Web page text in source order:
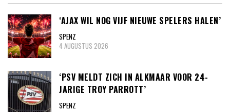
‘AJAX WIL NOG VIJF NIEUWE SPELERS HALEN’
SPENZ
4 AUGUSTUS 2026
‘PSV MELDT ZICH IN ALKMAAR VOOR 24-
JARIGE TROY PARROTT’
SPENZ